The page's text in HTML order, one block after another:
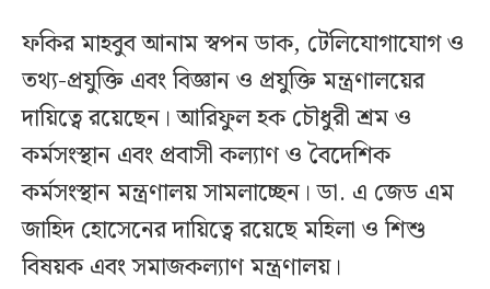
ফকির মাহবুব আনাম স্বপন ডাক, টেলিযোগাযোগ ও
তথ্য-প্রযুক্তি এবং বিজ্ঞান ও প্রযুক্তি মন্ত্রণালয়ের
দায়িত্বে রয়েছেন। আরিফুল হক চৌধুরী শ্রম ও
কর্মসংস্থান এবং প্রবাসী কল্যাণ ও বৈদেশিক
কর্মসংস্থান মন্ত্রণালয় সামলাচ্ছেন। ডা. এ জেড এম
জাহিদ হোসেনের দায়িত্বে রয়েছে মহিলা ও শিশু
বিষয়ক এবং সমাজকল্যাণ মন্ত্রণালয়।